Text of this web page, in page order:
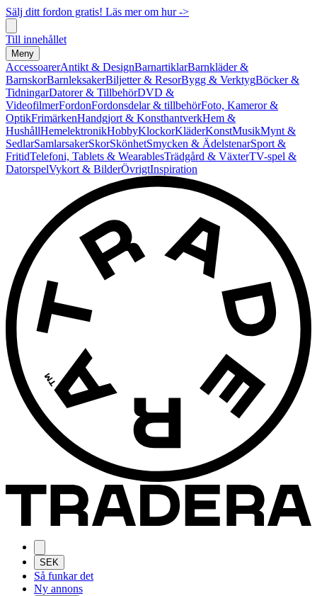
Sälj ditt fordon gratis! Läs mer om hur ->
Till innehållet
Meny
AccessoarerAntikt & DesignBarnartiklarBarnkläder &
BarnskorBarnleksakerBiljetter & ResorBygg & VerktygBöcker &
TidningarDatorer & TillbehörDVD &
VideofilmerFordonFordonsdelar & tillbehörFoto, Kameror &
OptikFrimärkenHandgjort & KonsthantverkHem &
HushållHemelektronikHobbyKlockorKläderKonstMusikMynt &
SedlarSamlarsakerSkorSkönhetSmycken & ÄdelstenarSport &
FritidTelefoni, Tablets & WearablesTrädgård & VäxterTV-spel &
DatorspelVykort & BilderÖvrigtInspiration
SEK
Så funkar det
Ny annons